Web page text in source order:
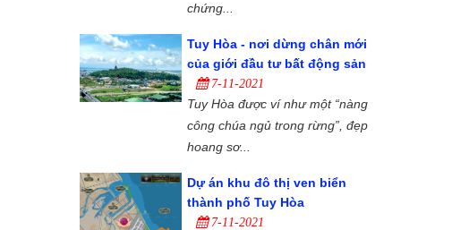
chứng...
Tuy Hòa - nơi dừng chân mới
của giới đầu tư bất động sản
7-11-2021
Tuy Hòa được ví như một “nàng
công chúa ngủ trong rừng”, đẹp
hoang sơ...
Dự án khu đô thị ven biển
thành phố Tuy Hòa
7-11-2021